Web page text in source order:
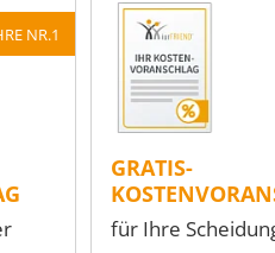
NR.1
GRATIS-
für Ihre